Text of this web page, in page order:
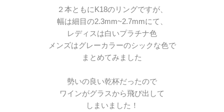
２本ともにK18のリングですが、
幅は細目の2.3mm~2.7mmにて、
レディスは白いプラチナ色
メンズはグレーカラーのシックな色で
まとめてみました
勢いの良い乾杯だったので
ワインがグラスから飛び出して
しまいました！